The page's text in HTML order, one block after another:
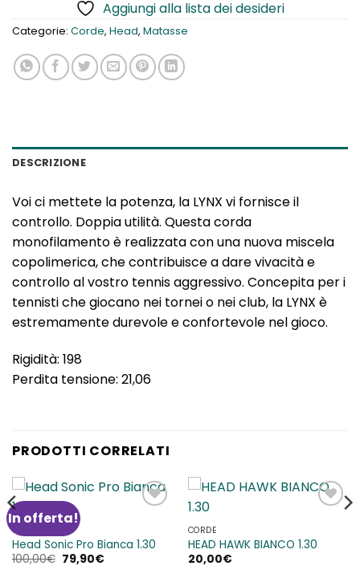
Aggiungi alla lista dei desideri
Categorie: Corde, Head, Matasse
DESCRIZIONE
Voi ci mettete la potenza, la LYNX vi fornisce il
controllo. Doppia utilità. Questa corda
monofilamento è realizzata con una nuova miscela
copolimerica, che contribuisce a dare vivacità e
controllo al vostro tennis aggressivo. Concepita per i
tennisti che giocano nei tornei o nei club, la LYNX è
estremamente durevole e confortevole nel gioco.
Rigidità: 198
Perdita tensione: 21,06
PRODOTTI CORRELATI
In offerta!
dei
desideri
CORDE
Head Sonic Pro Bianca 1.30
100,00€ Il
prezzo
79,90€Il
dei
desideri
CORDE
HEAD HAWK BIANCO 1.30
20,00€